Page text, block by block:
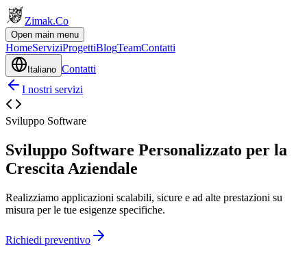
Zimak.Co
Open main menu
HomeServiziProgettiBlogTeamContatti
Italiano Contatti
I nostri servizi
Sviluppo Software
Sviluppo Software Personalizzato per la
Crescita Aziendale
Realizziamo applicazioni scalabili, sicure e ad alte prestazioni su
misura per le tue esigenze specifiche.
Richiedi preventivo